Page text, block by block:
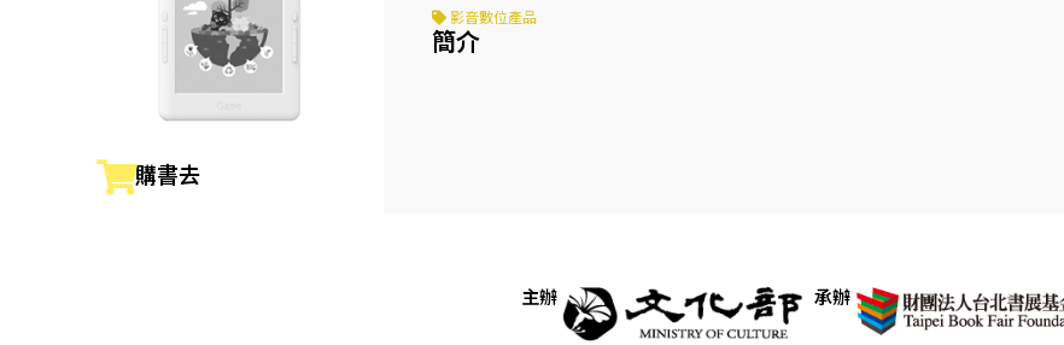
購書去
影音數位產品
簡介
主辦 承辦